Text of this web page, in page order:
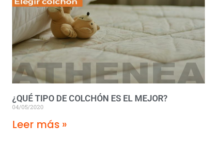
¿QUÉ TIPO DE COLCHÓN ES EL MEJOR?
04/05/2020
Leer más »